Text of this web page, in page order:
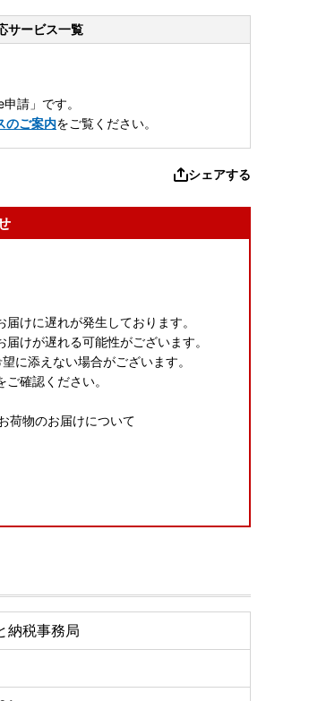
サービス一覧
請」です。
のご案内をご覧ください。
シェアする
けに遅れが発生しております。
けが遅れる可能性がございます。
に添えない場合がございます。
確認ください。
荷物のお届けについて
響について
納税事務局